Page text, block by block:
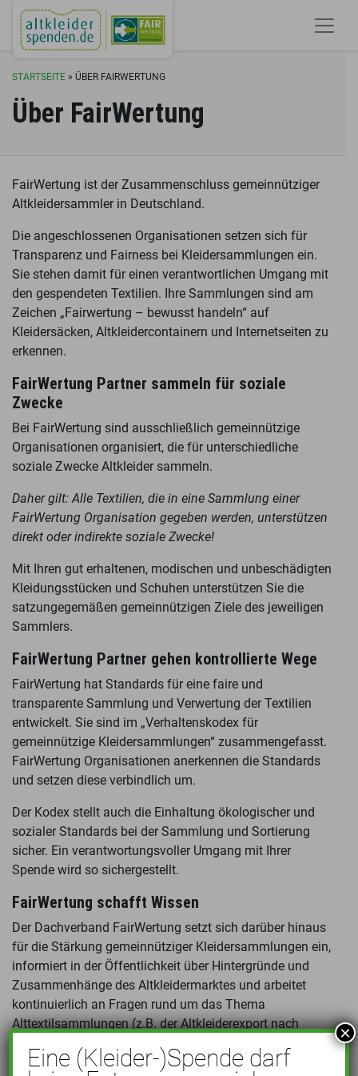
STARTSEITE » ÜBER FAIRWERTUNG
Über FairWertung
FairWertung ist der Zusammenschluss gemeinnütziger
Altkleidersammler in Deutschland.
Die angeschlossenen Organisationen setzen sich für
Transparenz und Fairness bei Kleidersammlungen ein.
Sie stehen damit für einen verantwortlichen Umgang mit
den gespendeten Textilien. Ihre Sammlungen sind am
Zeichen „Fairwertung – bewusst handeln“ auf
Kleidersäcken, Altkleidercontainern und Internetseiten zu
erkennen.
FairWertung Partner sammeln für soziale
Zwecke
Bei FairWertung sind ausschließlich gemeinnützige
Organisationen organisiert, die für unterschiedliche
soziale Zwecke Altkleider sammeln.
Daher gilt: Alle Textilien, die in eine Sammlung einer
FairWertung Organisation gegeben werden, unterstützen
direkt oder indirekte soziale Zwecke!
Mit Ihren gut erhaltenen, modischen und unbeschädigten
Kleidungsstücken und Schuhen unterstützen Sie die
satzungegemäßen gemeinnützigen Ziele des jeweiligen
Sammlers.
FairWertung Partner gehen kontrollierte Wege
FairWertung hat Standards für eine faire und
transparente Sammlung und Verwertung der Textilien
entwickelt. Sie sind im „Verhaltenskodex für
gemeinnützige Kleidersammlungen“ zusammengefasst.
FairWertung Organisationen anerkennen die Standards
und setzen diese verbindlich um.
Der Kodex stellt auch die Einhaltung ökologischer und
sozialer Standards bei der Sammlung und Sortierung
sicher. Ein verantwortungsvoller Umgang mit Ihrer
Spende wird so sichergestellt.
FairWertung schafft Wissen
Der Dachverband FairWertung setzt sich darüber hinaus
für die Stärkung gemeinnütziger Kleidersammlungen ein,
informiert in der Öffentlichkeit über Hintergründe und
Zusammenhänge des Altkleidermarktes und arbeitet
kontinuierlich an Fragen rund um das Thema
Alttextilsammlungen (z.B. der Altkleiderexport nach
Eine (Kleider-)Spende darf
×